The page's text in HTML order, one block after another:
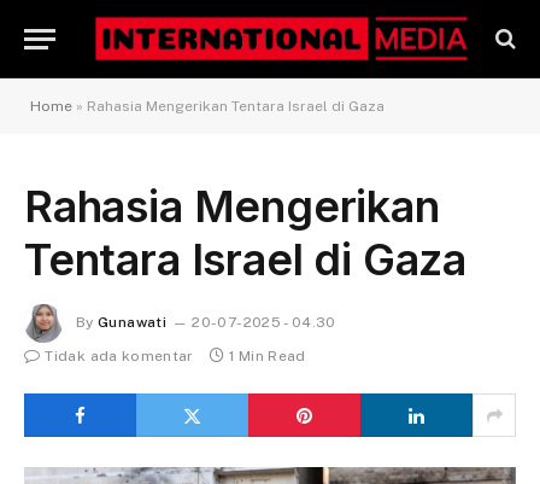
Home » Rahasia Mengerikan Tentara Israel di Gaza
Rahasia Mengerikan
Tentara Israel di Gaza
By Gunawati
20-07-2025 - 04.30
Tidak ada komentar
1 Min Read